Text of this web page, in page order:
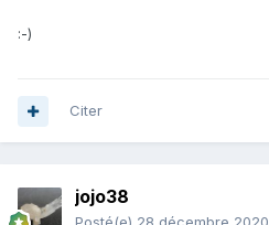
:-)
Citer
jojo38